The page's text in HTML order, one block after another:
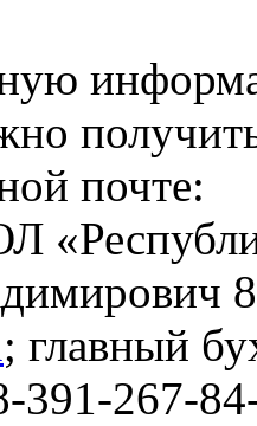
почте:
; главный
391-267-